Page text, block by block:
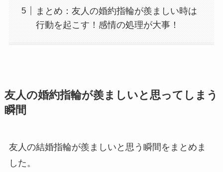
まとめ：友人の婚約指輪が羨ましい時は
行動を起こす！感情の処理が大事！
友人の婚約指輪が羨ましいと思ってしまう
瞬間
友人の結婚指輪が羨ましいと思う瞬間をまとめま
した。